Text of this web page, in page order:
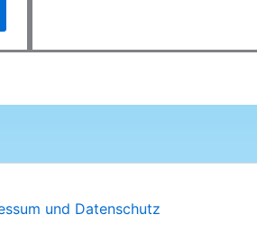
und Datenschutz